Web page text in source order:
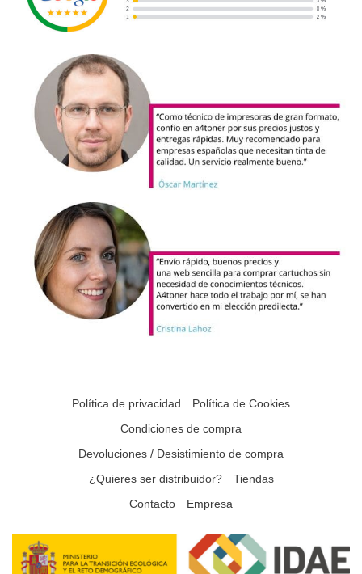
Política de privacidad
Política de Cookies
Condiciones de compra
Devoluciones / Desistimiento de compra
¿Quieres ser distribuidor?
Tiendas
Contacto
Empresa